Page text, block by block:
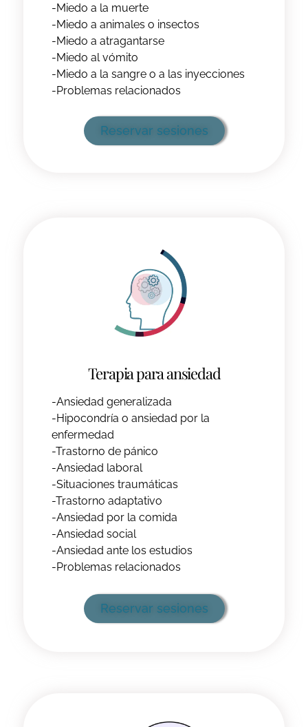
-Miedo a la muerte
-Miedo a animales o insectos
-Miedo a atragantarse
-Miedo al vómito
-Miedo a la sangre o a las inyecciones
-Problemas relacionados
Reservar sesiones
Terapia para ansiedad
-Ansiedad generalizada
-Hipocondría o ansiedad por la
enfermedad
-Trastorno de pánico
-Ansiedad laboral
-Situaciones traumáticas
-Trastorno adaptativo
-Ansiedad por la comida
-Ansiedad social
-Ansiedad ante los estudios
-Problemas relacionados
Reservar sesiones